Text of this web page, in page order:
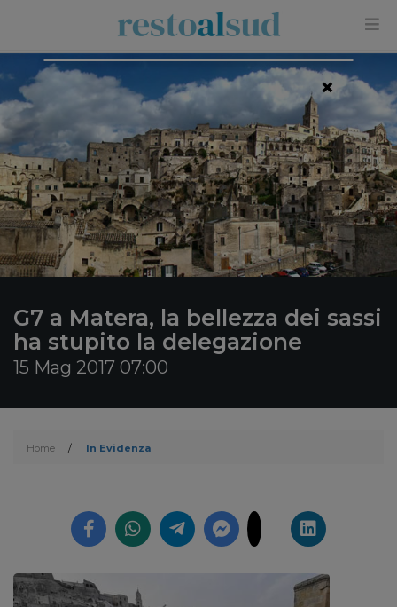
G7 a Matera, la bellezza dei sassi
ha stupito la delegazione
15 Mag 2017 07:00
Home / In Evidenza
×